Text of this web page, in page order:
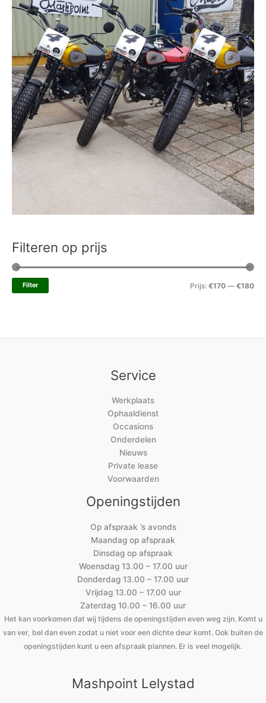
Filteren op prijs
Filter Prijs: €170 — €180
Service
Werkplaats
Ophaaldienst
Occasions
Onderdelen
Nieuws
Private lease
Voorwaarden
Openingstijden
Op afspraak ’s avonds
Maandag op afspraak
Dinsdag op afspraak
Woensdag 13.00 – 17.00 uur
Donderdag 13.00 – 17.00 uur
Vrijdag 13.00 – 17.00 uur
Zaterdag 10.00 – 16.00 uur
Het kan voorkomen dat wij tijdens de openingstijden even weg zijn. Komt u
van ver, bel dan even zodat u niet voor een dichte deur komt. Ook buiten de
openingstijden kunt u een afspraak plannen. Er is veel mogelijk.
Mashpoint Lelystad